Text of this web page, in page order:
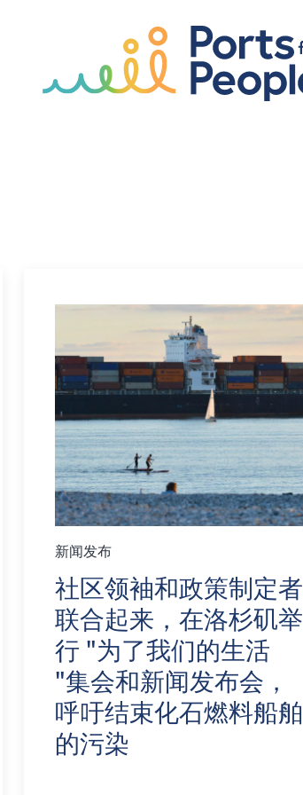
新闻发布
社区领袖和政策制定者
联合起来，在洛杉矶举
行 "为了我们的生活
"集会和新闻发布会，
呼吁结束化石燃料船舶
的污染